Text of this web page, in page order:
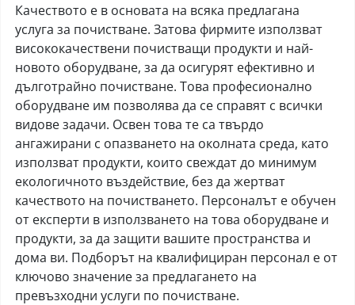
Качеството е в основата на всяка предлагана
услуга за почистване. Затова фирмите използват
висококачествени почистващи продукти и най-
новото оборудване, за да осигурят ефективно и
дълготрайно почистване. Това професионално
оборудване им позволява да се справят с всички
видове задачи. Освен това те са твърдо
ангажирани с опазването на околната среда, като
използват продукти, които свеждат до минимум
екологичното въздействие, без да жертват
качеството на почистването. Персоналът е обучен
от експерти в използването на това оборудване и
продукти, за да защити вашите пространства и
дома ви. Подборът на квалифициран персонал е от
ключово значение за предлагането на
превъзходни услуги по почистване.